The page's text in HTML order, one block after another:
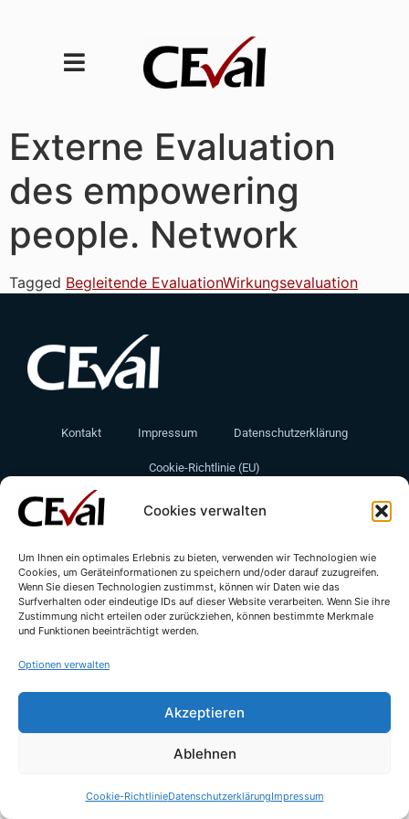
Cookies verwalten
Um Ihnen ein optimales Erlebnis zu bieten, verwenden wir Technologien wie
Cookies, um Geräteinformationen zu speichern und/oder darauf zuzugreifen.
Wenn Sie diesen Technologien zustimmst, können wir Daten wie das
Surfverhalten oder eindeutige IDs auf dieser Website verarbeiten. Wenn Sie ihre
Zustimmung nicht erteilen oder zurückziehen, können bestimmte Merkmale
und Funktionen beeinträchtigt werden.
Optionen verwalten
Akzeptieren
Ablehnen
Cookie-RichtlinieDatenschutzerklärungImpressum
Externe Evaluation
des empowering
people. Network
Tagged Begleitende EvaluationWirkungsevaluation
Kontakt Impressum Datenschutzerklärung
Cookie-Richtlinie (EU)
© All rights reserved - CEval GmbH 2026 | webdesign by